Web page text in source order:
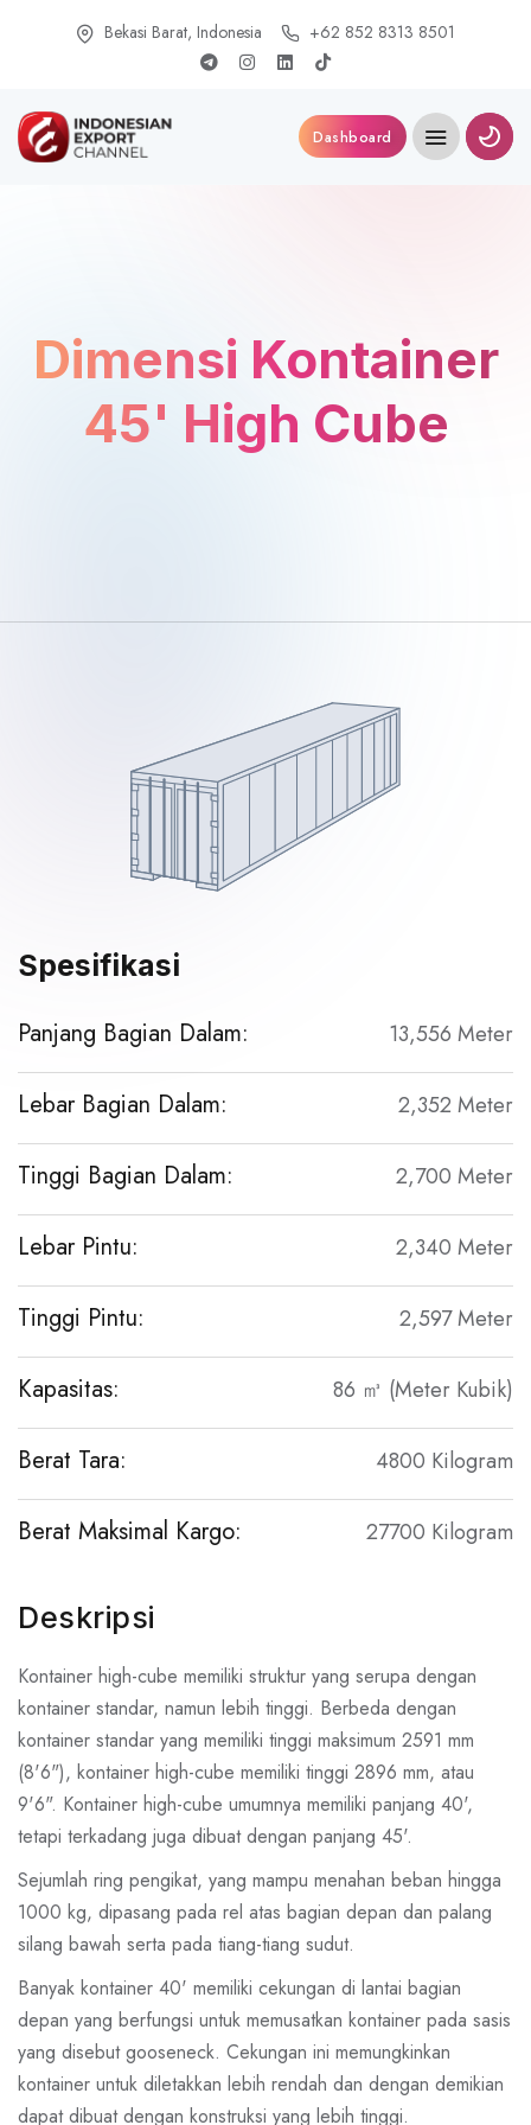
Bekasi Barat, Indonesia +62 852 8313 8501
Dashboard
Dimensi Kontainer
45' High Cube
Spesifikasi
Panjang Bagian Dalam: 13,556 Meter
Lebar Bagian Dalam: 2,352 Meter
Tinggi Bagian Dalam: 2,700 Meter
Lebar Pintu: 2,340 Meter
Tinggi Pintu: 2,597 Meter
Kapasitas: 86 ㎥ (Meter Kubik)
Berat Tara: 4800 Kilogram
Berat Maksimal Kargo: 27700 Kilogram
Deskripsi
Kontainer high-cube memiliki struktur yang serupa dengan
kontainer standar, namun lebih tinggi. Berbeda dengan
kontainer standar yang memiliki tinggi maksimum 2591 mm
(8'6"), kontainer high-cube memiliki tinggi 2896 mm, atau
9'6". Kontainer high-cube umumnya memiliki panjang 40',
tetapi terkadang juga dibuat dengan panjang 45'.
Sejumlah ring pengikat, yang mampu menahan beban hingga
1000 kg, dipasang pada rel atas bagian depan dan palang
silang bawah serta pada tiang-tiang sudut.
Banyak kontainer 40' memiliki cekungan di lantai bagian
depan yang berfungsi untuk memusatkan kontainer pada sasis
yang disebut gooseneck. Cekungan ini memungkinkan
kontainer untuk diletakkan lebih rendah dan dengan demikian
dapat dibuat dengan konstruksi yang lebih tinggi.